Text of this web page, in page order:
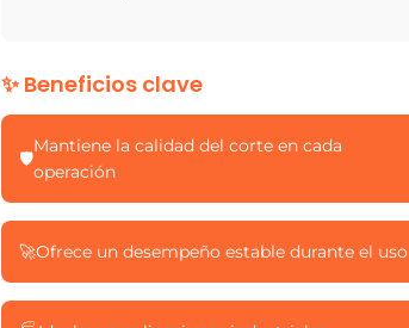
✨ Beneficios clave
🛡️
Mantiene la calidad del corte en cada
operación
🚀Ofrece un desempeño estable durante el uso